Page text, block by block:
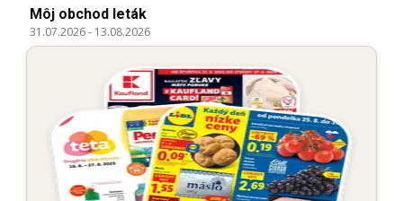
Môj obchod leták
31.07.2026- 13.08.2026